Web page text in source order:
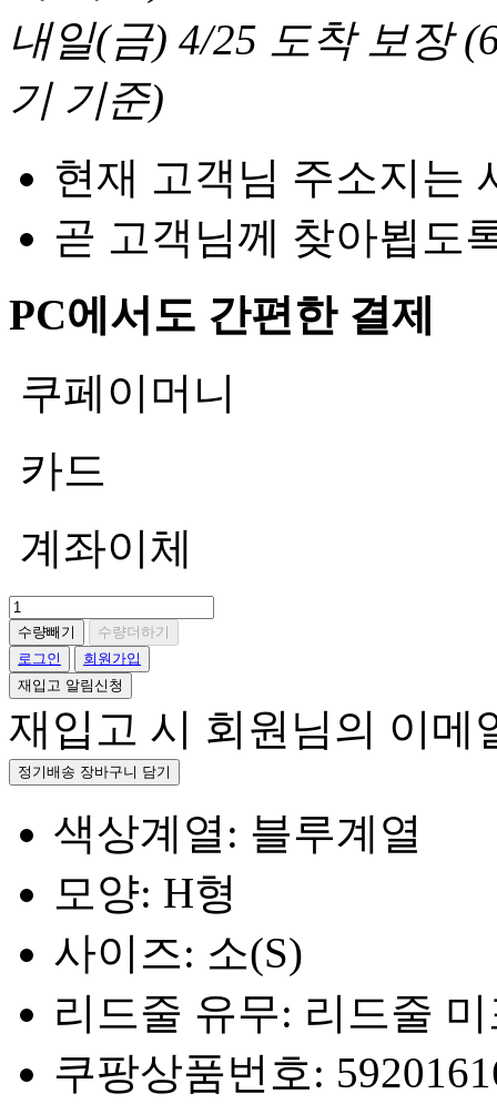
내일(금) 4/25 도착 보장(
기 기준)
현재 고객님 주소지는
곧 고객님께 찾아뵙도
PC에서도 간편한 결제
쿠페이머니
카드
계좌이체
수량빼기
수량더하기
로그인
회원가입
재입고 알림신청
재입고 시 회원님의 이메
정기배송 장바구니 담기
색상계열: 블루계열
모양: H형
사이즈: 소(S)
리드줄 유무: 리드줄
쿠팡상품번호: